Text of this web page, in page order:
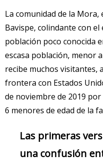
La comunidad de la
Bavispe, colindante con
población poco conocida
escasa población, menor
recibe muchos visitantes,
frontera con Estados
de noviembre de 2019
6 menores de edad de la
Las primeras
una confusión